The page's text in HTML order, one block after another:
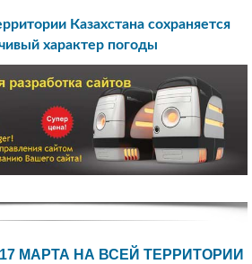
Казахстана сохраняется
характер погоды
17 МАРТА НА ВСЕЙ ТЕРРИТОРИИ